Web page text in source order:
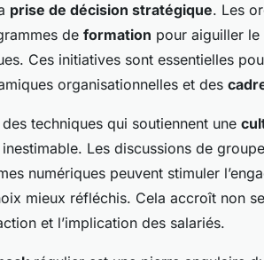
prise de décision stratégique. Les
de formation pour aiguiller
Ces initiatives sont essentielles
organisationnelles et des
techniques qui soutiennent une
Les discussions de
numériques peuvent stimuler
mieux réfléchis. Cela accroît non
et l’implication des salariés.